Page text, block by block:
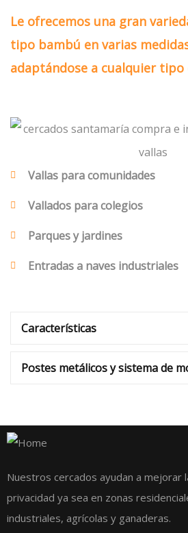
Le ofrecemos una gran
tipo bambú en varias
adaptándose a cualquier
Vallas para comunidades
Vallados para colegios
Parques y jardines
Entradas a naves industriales
Características
Postes metálicos y sistema de
Nuestros cercados ayudan a mejorar
privacidad ya sea en zonas
industriales, agrícolas y ganaderas.